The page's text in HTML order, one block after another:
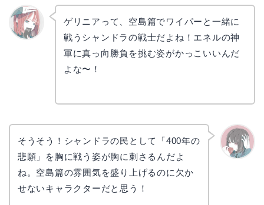
ゲリニアって、空島篇でワイパーと一緒に
戦うシャンドラの戦士だよね！エネルの神
軍に真っ向勝負を挑む姿がかっこいいんだ
よな〜！
そうそう！シャンドラの民として「400年の
悲願」を胸に戦う姿が胸に刺さるんだよ
ね。空島篇の雰囲気を盛り上げるのに欠か
せないキャラクターだと思う！